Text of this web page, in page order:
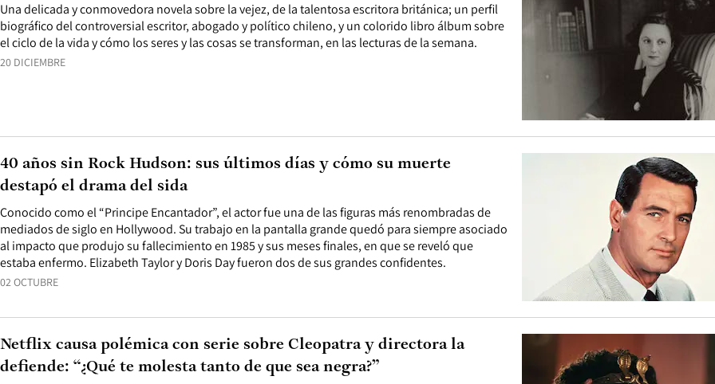
20 DICIEMBRE
Una delicada y conmovedora novela sobre la vejez, de la talentosa escritora británica; un perfil
biográfico del controversial escritor, abogado y político chileno, y un colorido libro álbum sobre
el ciclo de la vida y cómo los seres y las cosas se transforman, en las lecturas de la semana.
02 OCTUBRE
Conocido como el “Principe Encantador”, el actor fue una de las figuras más renombradas de
mediados de siglo en Hollywood. Su trabajo en la pantalla grande quedó para siempre asociado
al impacto que produjo su fallecimiento en 1985 y sus meses finales, en que se reveló que
estaba enfermo. Elizabeth Taylor y Doris Day fueron dos de sus grandes confidentes.
40 años sin Rock Hudson: sus últimos días y cómo su muerte
destapó el drama del sida
Netflix causa polémica con serie sobre Cleopatra y directora la
defiende: “¿Qué te molesta tanto de que sea negra?”